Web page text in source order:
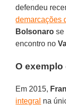
defendeu
demarcações
Bolsonaro se
encontro no
O exemplo
Em 2015,
integral na